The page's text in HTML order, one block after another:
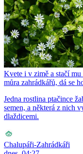
Kvete i v zimě a stačí
můra zahrádkářů, dá se
Jedna rostlina ptačince
semen, a některá z nich
dlaždicemi.
Chalupáři-Zahrádkáři